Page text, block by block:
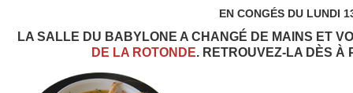
EN CONGÉS DU LUNDI
LA SALLE DU BABYLONE A CHANGÉ DE MAINS ET
DE LA ROTONDE. RETROUVEZ-LA DÈS À